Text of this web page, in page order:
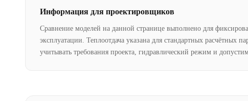
Информация для проектировщиков
Сравнение моделей на данной странице выполнено для
эксплуатации. Теплоотдача указана для стандартных расчётных
учитывать требования проекта, гидравлический режим и